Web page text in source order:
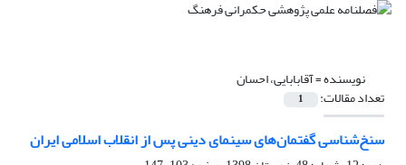
نویسنده =آقابابایی، احسان
تعداد مقالات: 1
سنخ‌شناسی گفتمان‌های سینمای دینی پس از انقلاب اسلامی ایران